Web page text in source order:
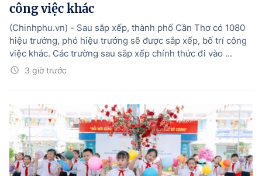
công việc khác
3 giờ trước
(Chinhphu.vn) - Sau sắp xếp, thành phố Cần Thơ có 1080
hiệu trưởng, phó hiệu trưởng sẽ được sắp xếp, bố trí công
việc khác. Các trường sau sắp xếp chính thức đi vào ...